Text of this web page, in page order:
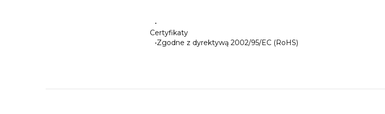
•
Certyfikaty
•Zgodne z dyrektywą 2002/95/EC (RoHS)